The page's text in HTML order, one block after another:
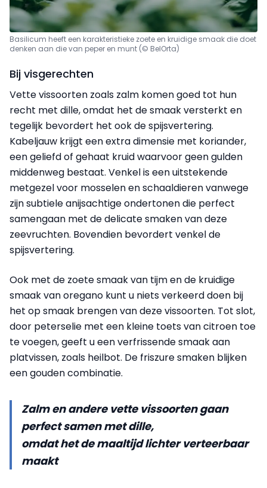
Basilicum heeft een karakteristieke zoete en kruidige smaak die doet
denken aan die van peper en munt (© BelOrta)
Bij visgerechten
Vette vissoorten zoals zalm komen goed tot hun
recht met dille, omdat het de smaak versterkt en
tegelijk bevordert het ook de spijsvertering.
Kabeljauw krijgt een extra dimensie met koriander,
een geliefd of gehaat kruid waarvoor geen gulden
middenweg bestaat. Venkel is een uitstekende
metgezel voor mosselen en schaaldieren vanwege
zijn subtiele anijsachtige ondertonen die perfect
samengaan met de delicate smaken van deze
zeevruchten. Bovendien bevordert venkel de
spijsvertering.
Ook met de zoete smaak van tijm en de kruidige
smaak van oregano kunt u niets verkeerd doen bij
het op smaak brengen van deze vissoorten. Tot slot,
door peterselie met een kleine toets van citroen toe
te voegen, geeft u een verfrissende smaak aan
platvissen, zoals heilbot. De friszure smaken blijken
een gouden combinatie.
Zalm en andere vette vissoorten gaan
perfect samen met dille,
omdat het de maaltijd lichter verteerbaar
maakt